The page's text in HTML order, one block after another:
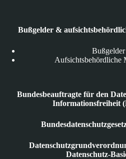
Bußgelder &
Bußgelder
Aufsichtsbehördliche
Bundesbeauftragte für den
Informationsfreiheit
Datenschutz-